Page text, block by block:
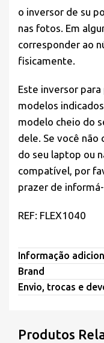
o inversor de su
nas fotos. Em
corresponder ao
fisicamente.
Este inversor
modelos
modelo cheio do
dele. Se você
do seu laptop ou
compatível, por
prazer de
REF: FLEX1040
Informação
Brand
Envio, trocas e
Produtos